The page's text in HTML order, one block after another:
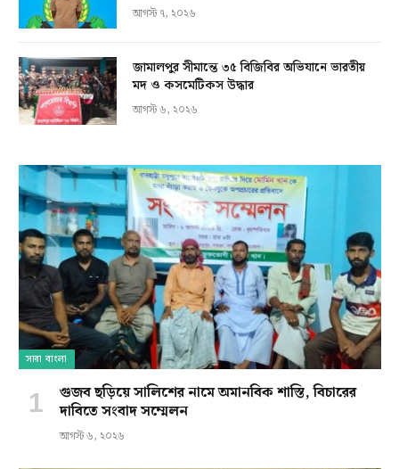
আগস্ট ৭, ২০২৬
জামালপুর সীমান্তে ৩৫ বিজিবির অভিযানে ভারতীয়
মদ ও কসমেটিকস উদ্ধার
আগস্ট ৬, ২০২৬
সারা বাংলা
গুজব ছড়িয়ে সালিশের নামে অমানবিক শাস্তি, বিচারের
দাবিতে সংবাদ সম্মেলন
আগস্ট ৬, ২০২৬